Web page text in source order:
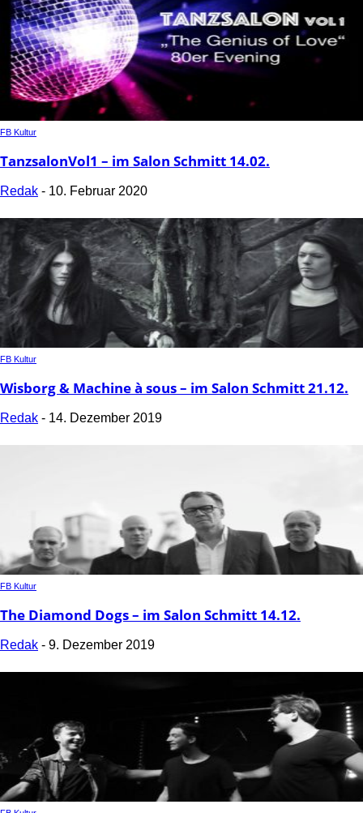
FB Kultur
TanzsalonVol1 – im Salon Schmitt 14.02.
Redak - 10. Februar 2020
FB Kultur
Wisborg & Machine à sous – im Salon Schmitt 21.12.
Redak - 14. Dezember 2019
FB Kultur
The Diamond Dogs – im Salon Schmitt 14.12.
Redak - 9. Dezember 2019